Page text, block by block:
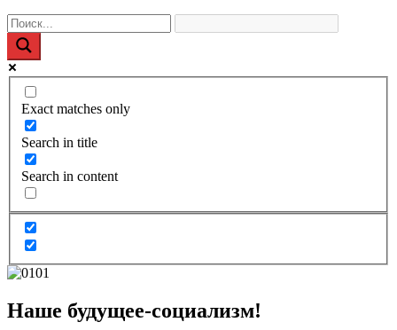
Exact matches only
Search in title
Search in content
Наше будущее-социализм!